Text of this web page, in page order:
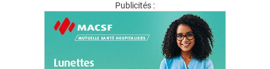
Publicités :